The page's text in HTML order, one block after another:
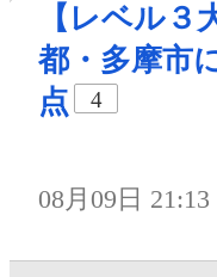
【レベル３
都・多摩市
点
4
08月09日 21:13